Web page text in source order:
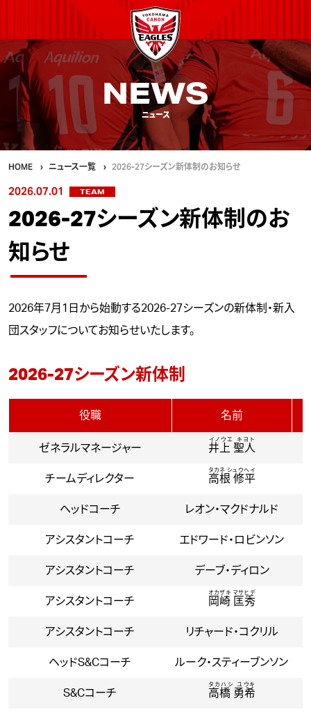
NEWS
ニュース
HOME ニュース一覧 2026-27シーズン新体制のお知らせ
2026.07.01 TEAM
2026-27シーズン新体制のお
知らせ
2026年7月1日から始動する2026-27シーズンの新体制・新入
団スタッフについてお知らせいたします。
2026-27シーズン新体制
役職 名前
ゼネラルマネージャー 井上 聖人
イノウエ キヨト
チームディレクター 高根 修平
タカネ シュウヘイ
ヘッドコーチ レオン・マクドナルド
アシスタントコーチ エドワード・ロビンソン
アシスタントコーチ デーブ・ディロン
アシスタントコーチ 岡崎 匡秀
オカザキ マサヒデ
アシスタントコーチ リチャード・コクリル
ヘッドS&Cコーチ ルーク・スティーブンソン
S&Cコーチ 高橋 勇希
タカハシ ユウキ